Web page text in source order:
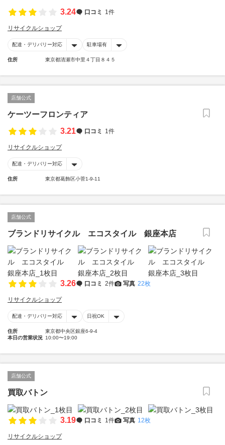
3.24
口コミ 1件
リサイクルショップ
配達・デリバリー対応 駐車場有
住所 東京都清瀬市中里４丁目８４５
店舗公式
ケーツーフロンティア
3.21
口コミ 1件
リサイクルショップ
配達・デリバリー対応
住所 東京都葛飾区小菅1-9-11
店舗公式
ブランドリサイクル エコスタイル 銀座本店
3.26 口コミ 2件 写真 22枚
リサイクルショップ
配達・デリバリー対応 日祝OK
住所
東京都中央区銀座6-9-4
本日の営業状況 10:00〜19:00
店舗公式
買取バトン
3.19 口コミ 1件 写真 12枚
リサイクルショップ